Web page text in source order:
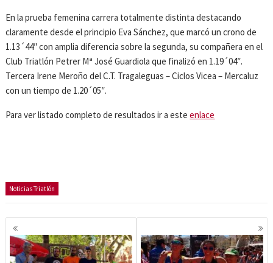
En la prueba femenina carrera totalmente distinta destacando
claramente desde el principio Eva Sánchez, que marcó un crono de
1.13´44″ con amplia diferencia sobre la segunda, su compañera en el
Club Triatlón Petrer Mª José Guardiola que finalizó en 1.19´04″.
Tercera Irene Meroño del C.T. Tragaleguas – Ciclos Vicea – Mercaluz
con un tiempo de 1.20´05″.
Para ver listado completo de resultados ir a esteenlace
Noticias Triatlón
Navegación
de
entradas